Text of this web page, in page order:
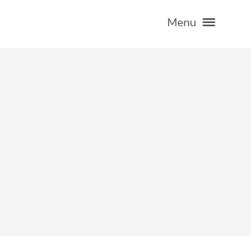
Menu